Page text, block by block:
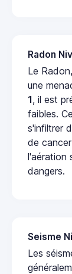
Radon
Le
une
1, il est
faibles.
s'infiltrer
de
l'aération
dangers.
Seisme
Les